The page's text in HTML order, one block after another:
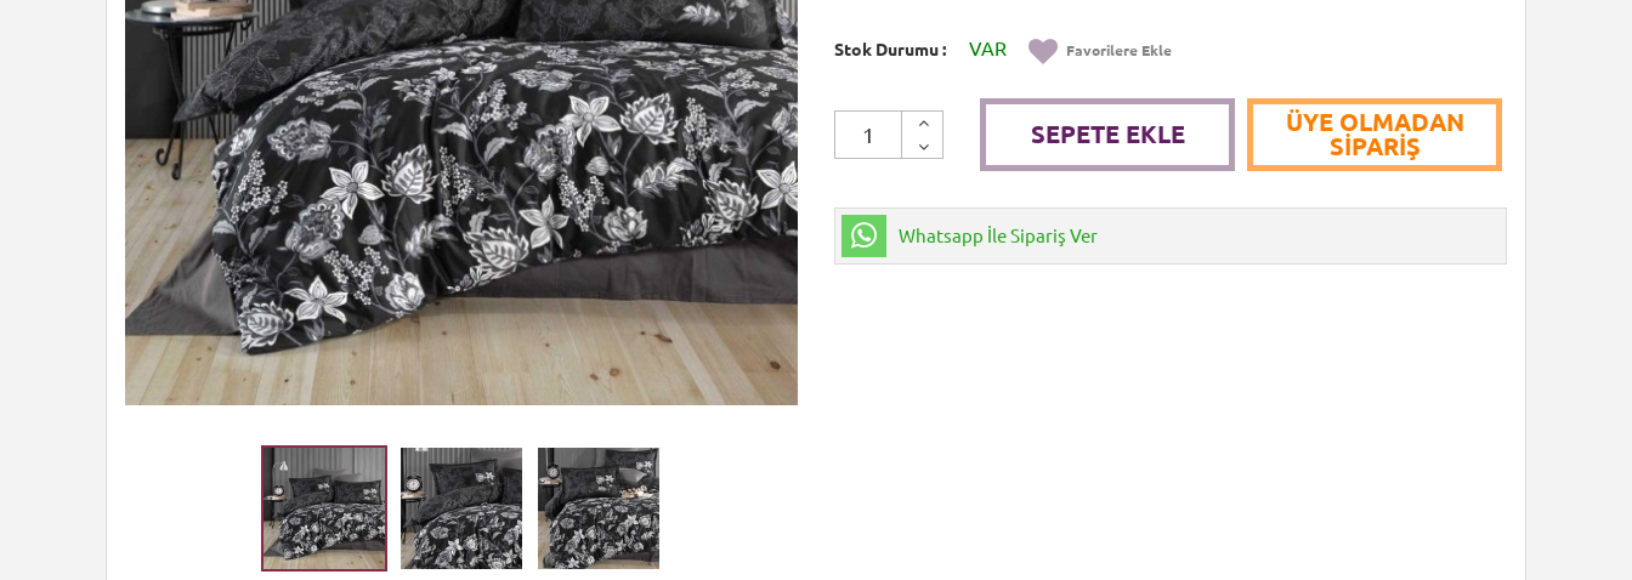
Stok Durumu VAR Favorilere Ekle
SEPETE EKLE
ÜYE OLMADAN
SIPARIŞ
Whatsapp İle Sipariş Ver